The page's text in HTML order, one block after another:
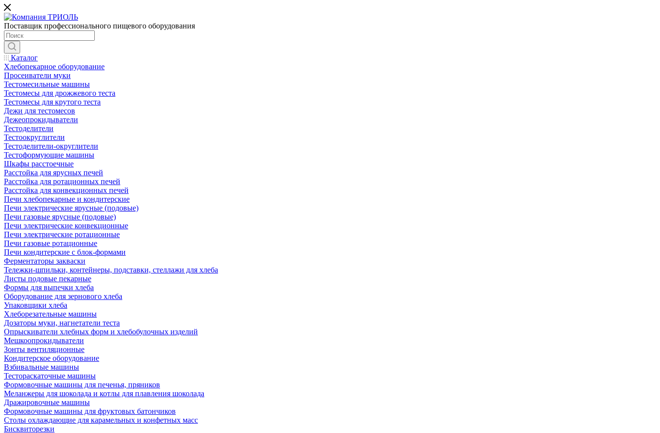
Поставщик профессионального пищевого оборудования
Каталог
Хлебопекарное оборудование
Просеиватели муки
Тестомесильные машины
Тестомесы для дрожжевого теста
Тестомесы для крутого теста
Дежи для тестомесов
Дежеопрокидыватели
Тестоделители
Тестоокруглители
Тестоделители-округлители
Тестоформующие машины
Шкафы расстоечные
Расстойка для ярусных печей
Расстойка для ротационных печей
Расстойка для конвекционных печей
Печи хлебопекарные и кондитерские
Печи электрические ярусные (подовые)
Печи газовые ярусные (подовые)
Печи электрические конвекционные
Печи электрические ротационные
Печи газовые ротационные
Печи кондитерские с блок-формами
Ферментаторы закваски
Тележки-шпильки, контейнеры, подставки, стеллажи для хлеба
Листы подовые пекарные
Формы для выпечки хлеба
Оборудование для зернового хлеба
Упаковщики хлеба
Хлеборезательные машины
Дозаторы муки, нагнетатели теста
Опрыскиватели хлебных форм и хлебобулочных изделий
Мешкоопрокидыватели
Зонты вентиляционные
Кондитерское оборудование
Взбивальные машины
Тестораскаточные машины
Формовочные машины для печенья, пряников
Меланжеры для шоколада и котлы для плавления шоколада
Дражировочные машины
Формовочные машины для фруктовых батончиков
Столы охлаждающие для карамельных и конфетных масс
Бисквиторезки